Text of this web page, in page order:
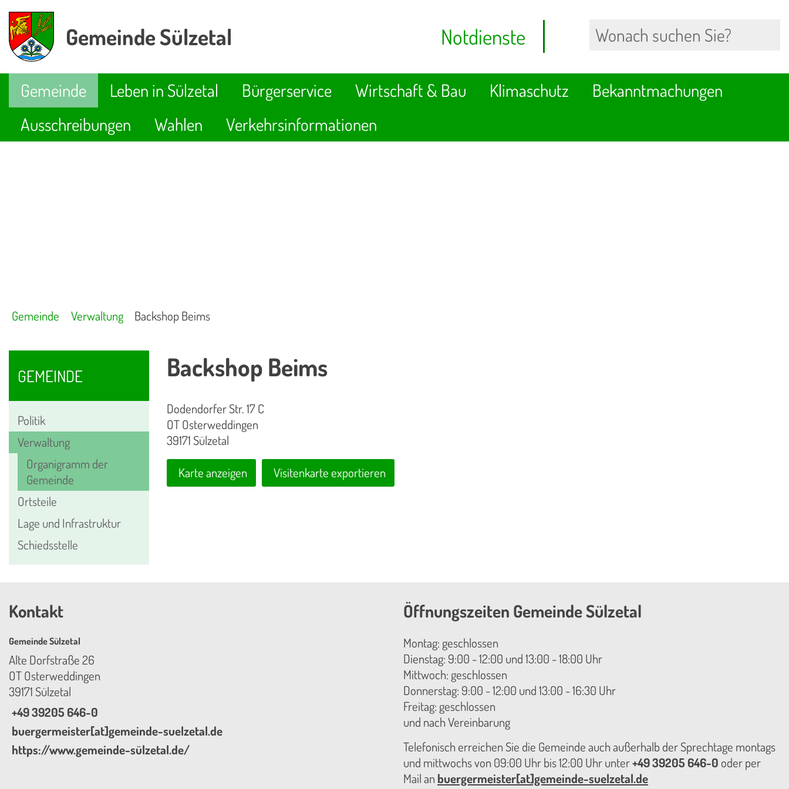
Gemeinde Sülzetal Notdienste
Gemeinde Leben in Sülzetal Bürgerservice Wirtschaft & Bau Klimaschutz
Bekanntmachungen
Ausschreibungen
Wahlen Verkehrsinformationen
Gemeinde Verwaltung Backshop Beims
GEMEINDE
Politik
Verwaltung
Organigramm der
Gemeinde
Ortsteile
Lage und Infrastruktur
Schiedsstelle
Backshop Beims
Dodendorfer Str. 17 C
OT Osterweddingen
39171 Sülzetal
Karte anzeigen Visitenkarte exportieren
Kontakt
Gemeinde Sülzetal
Alte Dorfstraße 26
OT Osterweddingen
39171 Sülzetal
+49 39205 646-0
buergermeister[at]gemeinde-suelzetal.de
https://www.gemeinde-sülzetal.de/
Öffnungszeiten Gemeinde Sülzetal
Montag: geschlossen
Dienstag: 9:00 - 12:00 und 13:00 - 18:00 Uhr
Mittwoch: geschlossen
Donnerstag: 9:00 - 12:00 und 13:00 - 16:30 Uhr
Freitag: geschlossen
und nach Vereinbarung
Telefonisch erreichen Sie die Gemeinde auch außerhalb der Sprechtage montags
und mittwochs von 09:00 Uhr bis 12:00 Uhr unter+49 39205 646-0 oder per
Mail an buergermeister[at]gemeinde-suelzetal.de